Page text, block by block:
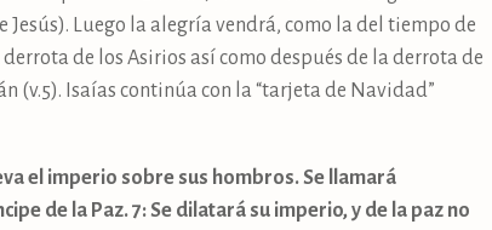
Luego la alegría vendrá, como la del tiempo de
de los Asirios así como después de la derrota de
(v.5). Isaías continúa con la “tarjeta de Navidad”
el imperio sobre sus hombros. Se llamará
de la Paz. 7: Se dilatará su imperio, y de la paz no